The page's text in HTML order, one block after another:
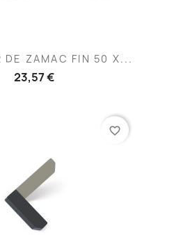
DE ZAMAC FIN 50 X...
23,57 €
favorite_border